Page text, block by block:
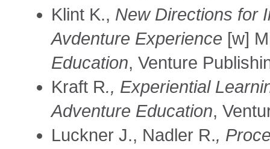
Klint K., New Directions for
Avdenture Experience [w]
Education, Venture
Kraft R., Experiential
Adventure Education,
Luckner J., Nadler R.,